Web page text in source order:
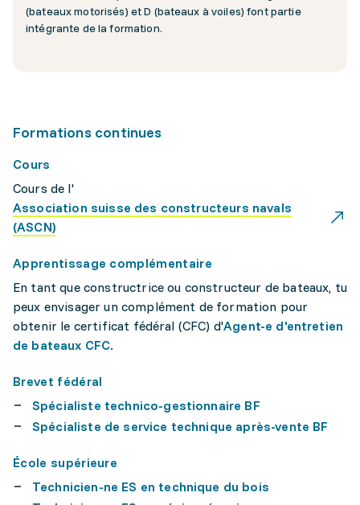
(bateaux motorisés) et D (bateaux à voiles) font partie
intégrante de la formation.
Formations continues
Cours
Cours de l'
Association suisse des constructeurs navals
(ASCN)
Apprentissage complémentaire
En tant que constructrice ou constructeur de bateaux, tu
peux envisager un complément de formation pour
obtenir le certificat fédéral (CFC) d'Agent-e d'entretien
de bateaux CFC.
Brevet fédéral
Spécialiste technico-gestionnaire BF
Spécialiste de service technique après-vente BF
École supérieure
Technicien-ne ES en technique du bois